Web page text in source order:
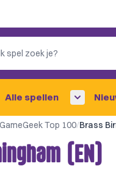
je?
Alle spellen
Top 100/Brass
(EN)